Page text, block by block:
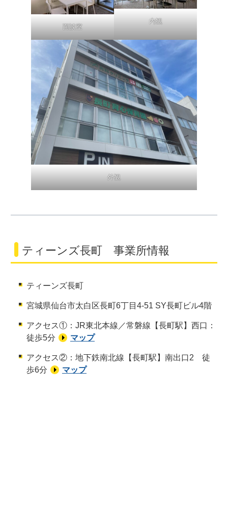
面談室
内観
外観
ティーンズ長町 事業所情報
ティーンズ長町
宮城県仙台市太白区長町6丁目4-51 SY長町ビル4階
アクセス①：JR東北本線／常磐線【長町駅】西口：
徒歩5分
マップ
アクセス②：地下鉄南北線【長町駅】南出口2 徒
歩6分
マップ